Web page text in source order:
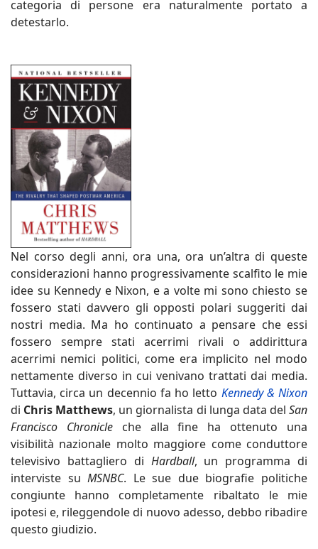
categoria di persone era naturalmente portato a
detestarlo.
Nel corso degli anni, ora una, ora un’altra di queste
considerazioni hanno progressivamente scalfito le mie
idee su Kennedy e Nixon, e a volte mi sono chiesto se
fossero stati davvero gli opposti polari suggeriti dai
nostri media. Ma ho continuato a pensare che essi
fossero sempre stati acerrimi rivali o addirittura
acerrimi nemici politici, come era implicito nel modo
nettamente diverso in cui venivano trattati dai media.
Tuttavia, circa un decennio fa ho letto Kennedy & Nixon
di Chris Matthews, un giornalista di lunga data delSan
Francisco Chronicleche alla fine ha ottenuto una
visibilità nazionale molto maggiore come conduttore
televisivo battagliero di Hardball, un programma di
interviste suMSNBC. Le sue due biografie politiche
congiunte hanno completamente ribaltato le mie
ipotesi e, rileggendole di nuovo adesso, debbo ribadire
questo giudizio.